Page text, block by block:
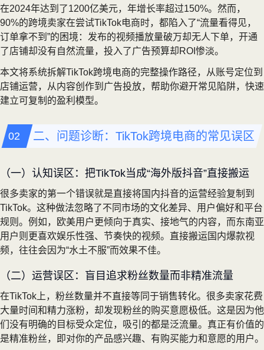
在2024年达到了1200亿美元，年增长率超过150%。然而，
90%的跨境卖家在尝试TikTok电商时，都陷入了“流量看得见，
订单拿不到”的困境：发布的视频播放量破万却无人下单，开通
了店铺却没有自然流量，投入了广告预算却ROI惨淡。
本文将系统拆解TikTok跨境电商的完整操作路径，从账号定位到
店铺运营，从内容创作到广告投放，帮助你避开常见陷阱，快速
建立可复制的盈利模型。
二、问题诊断：TikTok跨境电商的常见误区
（一）认知误区：把TikTok当成“海外版抖音”直接搬运
很多卖家的第一个错误就是直接将国内抖音的运营经验复制到
TikTok。这种做法忽略了不同市场的文化差异、用户偏好和平台
规则。例如，欧美用户更倾向于真实、接地气的内容，而东南亚
用户则更喜欢娱乐性强、节奏快的视频。直接搬运国内爆款视
频，往往会因为“水土不服”而效果不佳。
（二）运营误区：盲目追求粉丝数量而非精准流量
在TikTok上，粉丝数量并不直接等同于销售转化。很多卖家花费
大量时间和精力涨粉，却发现粉丝的购买意愿极低。这是因为他
们没有明确的目标受众定位，吸引的都是泛流量。真正有价值的
是精准粉丝，即对你的产品感兴趣、有购买能力和意愿的用户。